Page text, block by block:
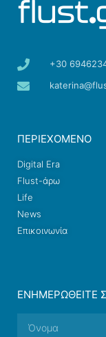
+30
ΠΕΡΙΕΧΟΜΕΝΟ
Digital Era
Flust-άρω
Life
News
Επικοινωνία
ΕΝΗΜΕΡΩΘΕΊΤΕ